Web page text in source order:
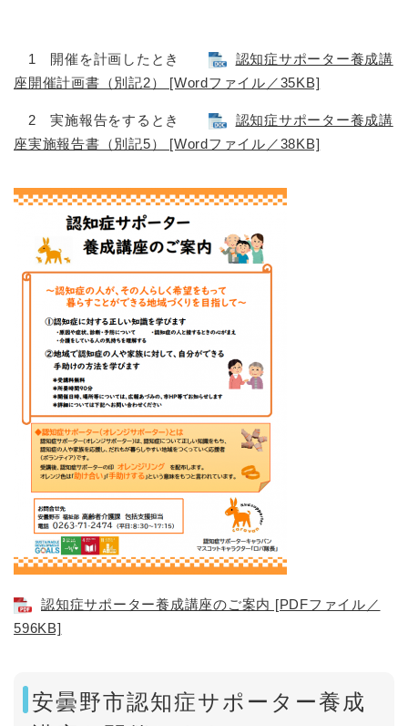
1 開催を計画したとき
認知症サポーター養成講
座開催計画書（別記2） [Wordファイル／35KB]
2 実施報告をするとき
認知症サポーター養成講
座実施報告書（別記5） [Wordファイル／38KB]
認知症サポーター養成講座のご案内 [PDFファイル／
596KB]
安曇野市認知症サポーター養成